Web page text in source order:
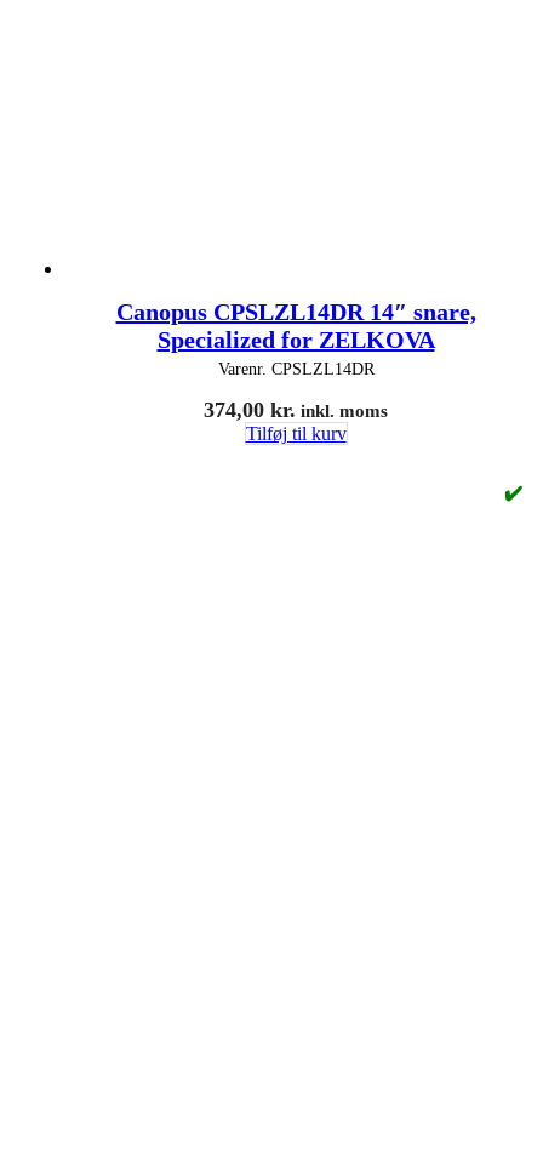
Canopus CPSLZL14DR 14″ snare,
Specialized for ZELKOVA
Varenr. CPSLZL14DR
374,00 kr. inkl. moms
Tilføj til kurv
✔️